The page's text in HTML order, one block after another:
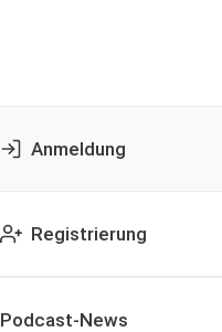
Anmeldung
Registrierung
Podcast-News